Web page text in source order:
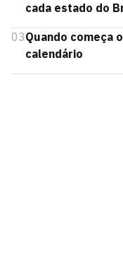
cada estado do
03Quando começa
calendário